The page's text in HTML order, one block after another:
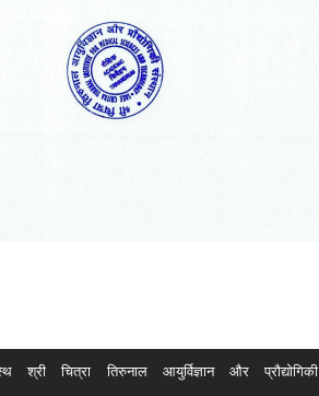
चित्रा तिरुनाल आयुर्विज्ञान और प्रौद्योगिकी